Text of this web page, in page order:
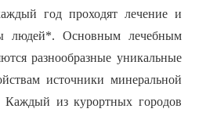
год проходят лечение и
людей*. Основным лечебным
разнообразные уникальные
источники минеральной
Каждый из курортных городов